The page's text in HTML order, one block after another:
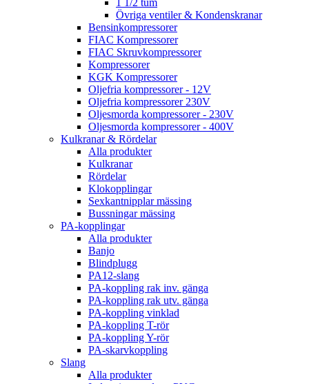
1 1/2 tum
Övriga ventiler & Kondenskranar
Bensinkompressorer
FIAC Kompressorer
FIAC Skruvkompressorer
Kompressorer
KGK Kompressorer
Oljefria kompressorer - 12V
Oljefria kompressorer 230V
Oljesmorda kompressorer - 230V
Oljesmorda kompressorer - 400V
Kulkranar & Rördelar
Alla produkter
Kulkranar
Rördelar
Klokopplingar
Sexkantnipplar mässing
Bussningar mässing
PA-kopplingar
Alla produkter
Banjo
Blindplugg
PA12-slang
PA-koppling rak inv. gänga
PA-koppling rak utv. gänga
PA-koppling vinklad
PA-koppling T-rör
PA-koppling Y-rör
PA-skarvkoppling
Slang
Alla produkter